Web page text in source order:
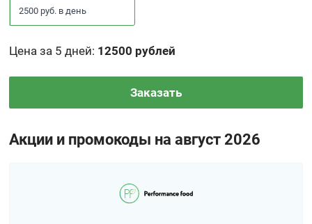
2500 руб. в день
Цена за 5 дней: 12500 рублей
Заказать
Акции и промокоды на август 2026